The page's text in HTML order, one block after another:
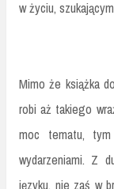
w życiu,
Mimo że książka
robi aż takiego
moc tematu, tym
wydarzeniami. Z
języku, nie zaś w